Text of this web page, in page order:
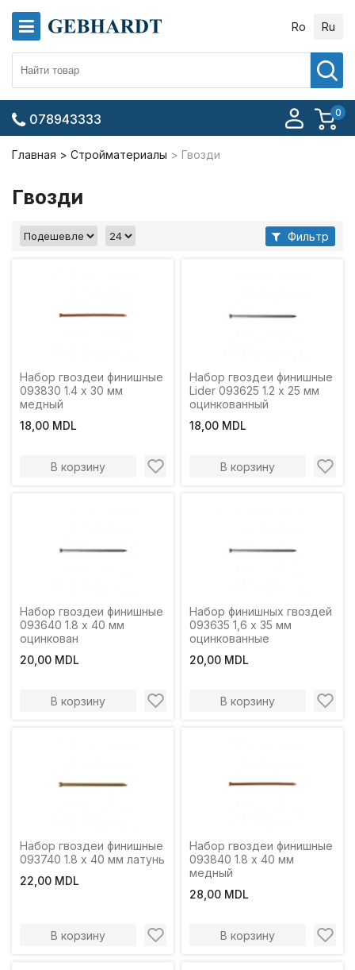
Ro Ru
0
078943333
Главная Стройматериалы Гвозди
Гвозди
Фильтр
Набор гвоздеи финишные
093830 1.4 x 30 мм
медный
18,00 MDL
В корзину
Набор гвоздеи финишные
Lider 093625 1.2 x 25 мм
оцинкованный
18,00 MDL
В корзину
Набор гвоздеи финишные
093640 1.8 x 40 мм
оцинкован
20,00 MDL
В корзину
Набор финишных гвоздей
093635 1,6 x 35 мм
оцинкованные
20,00 MDL
В корзину
Набор гвоздеи финишные
093740 1.8 x 40 мм латунь
22,00 MDL
В корзину
Набор гвоздеи финишные
093840 1.8 x 40 мм
медный
28,00 MDL
В корзину